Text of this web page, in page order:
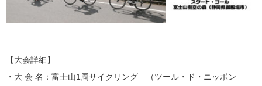
【大会詳細】
・大 会 名：富士山1周サイクリング （ツール・ド・ニッポン